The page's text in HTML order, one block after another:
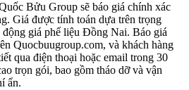
Bửu Group sẽ báo giá chính xác
Giá được tính toán dựa trên trọng
giá phế liệu Đồng Nai. Báo giá
Quocbuugroup.com, và khách hàng
qua điện thoại hoặc email trong 30
trọn gói, bao gồm tháo dỡ và vận
ẩn.